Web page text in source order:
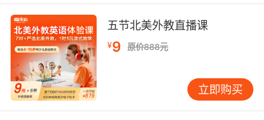
格可以给孩子带来不同的视觉体验，拓宽他们的
审美视野。
三、语言学习的助力
英文绘本是少儿英语学习
的重要资源，它能够为
孩子提供丰富的语言输入。
五节北美外教直播课
¥9 原价888元
立即购买